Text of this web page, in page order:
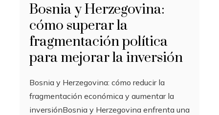
Bosnia y Herzegovina:
cómo superar la
fragmentación política
para mejorar la inversión
Bosnia y Herzegovina: cómo reducir la
fragmentación económica y aumentar la
inversiónBosnia y Herzegovina enfrenta una